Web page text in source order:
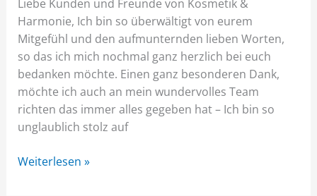
Liebe Kunden und Freunde von Kosmetik &
Harmonie, Ich bin so überwältigt von eurem
Mitgefühl und den aufmunternden lieben Worten,
so das ich mich nochmal ganz herzlich bei euch
bedanken möchte. Einen ganz besonderen Dank,
möchte ich auch an mein wundervolles Team
richten das immer alles gegeben hat – Ich bin so
unglaublich stolz auf
Weiterlesen »